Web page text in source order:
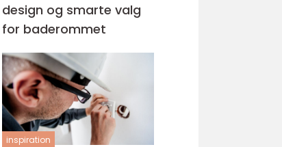
design og smarte valg
for baderommet
inspiration